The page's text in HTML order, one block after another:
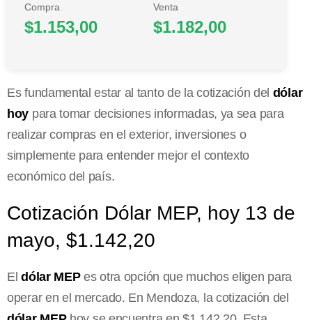
Compra
$1.153,00
Venta
$1.182,00
Es fundamental estar al tanto de la cotización del dólar
hoy para tomar decisiones informadas, ya sea para
realizar compras en el exterior, inversiones o
simplemente para entender mejor el contexto
económico del país.
Cotización Dólar MEP, hoy 13 de
mayo, $1.142,20
Eldólar MEPes otra opción que muchos eligen para
operar en el mercado. En Mendoza, la cotización del